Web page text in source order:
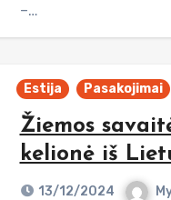
–…
Estija Pasakojimai
Žiemos
kelionė iš
13/12/2024